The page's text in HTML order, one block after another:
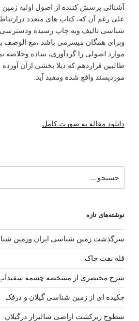
آشنائی پرسش کننده از اصول اولیه
علی رغم آن که، کتاب های متعدد
شناسی تالیف وبه چاپ رسیده ودسترسی
وبرای همگان میسرمی باشد ،مع الوصف
موارد اصولی را گردآوری، ساده وخلاصه
طالبین قراردهم که ذیلا بخشی ازآن
موردپسند واقع شده ومفید آید.
دانلود مقاله به صورت کامل
برای
نوشته‌های تازه
سرگذشت زمین شناسی ایران وزمین
قله نفت چاک
شرح مختصری از مشخصه چشمه
چکیده ای از زمین شناسی گیلان و درفک
سطوح زیرکشت اراضی شالیزار درگیلان